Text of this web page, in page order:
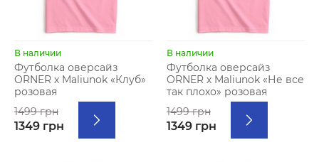
В наличии
Футболка оверсайз
ORNER х Maliunok «Клуб»
розовая
1499 грн
1349 грн
В наличии
Футболка оверсайз
ORNER х Maliunok «Не все
так плохо» розовая
1499 грн
1349 грн